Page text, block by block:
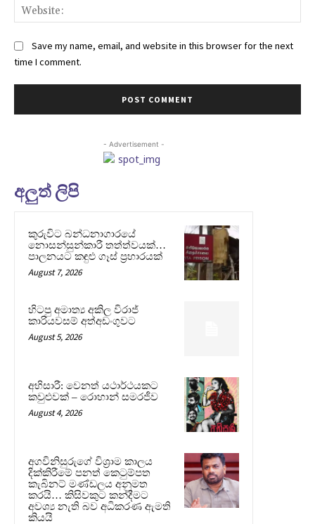
Save my name, email, and website in this browser for the next
time I comment.
- Advertisement -
අලුත් ලිපි
කුරුවිට බන්ධනාගාරයේ
නොසන්සුන්කාරී තත්ත්වයක්…
පාලනයට කඳුළු ගෑස් ප්‍රහාරයක්
August 7, 2026
හිටපු අමාත්‍ය අකිල විරාජ්
කාරියවසම් අත්අඩංගුවට
August 5, 2026
අභිසාරී: වෙනත් යථාර්ථයකට
කවුළුවක් – රොහාන් සමරජීව
August 4, 2026
අගවිනිසුරුගේ විශ්‍රාම කාලය
දික්කිරීමේ පනත් කෙටුම්පත
කැබිනට් මණ්ඩලය අනුමත
කරයි… කිසිවකුට කන්දීමට
අවශ්‍ය නැති බව අධිකරණ ඇමති
කියයි